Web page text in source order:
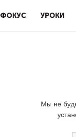
ФОКУС УРОКИ
Мы не